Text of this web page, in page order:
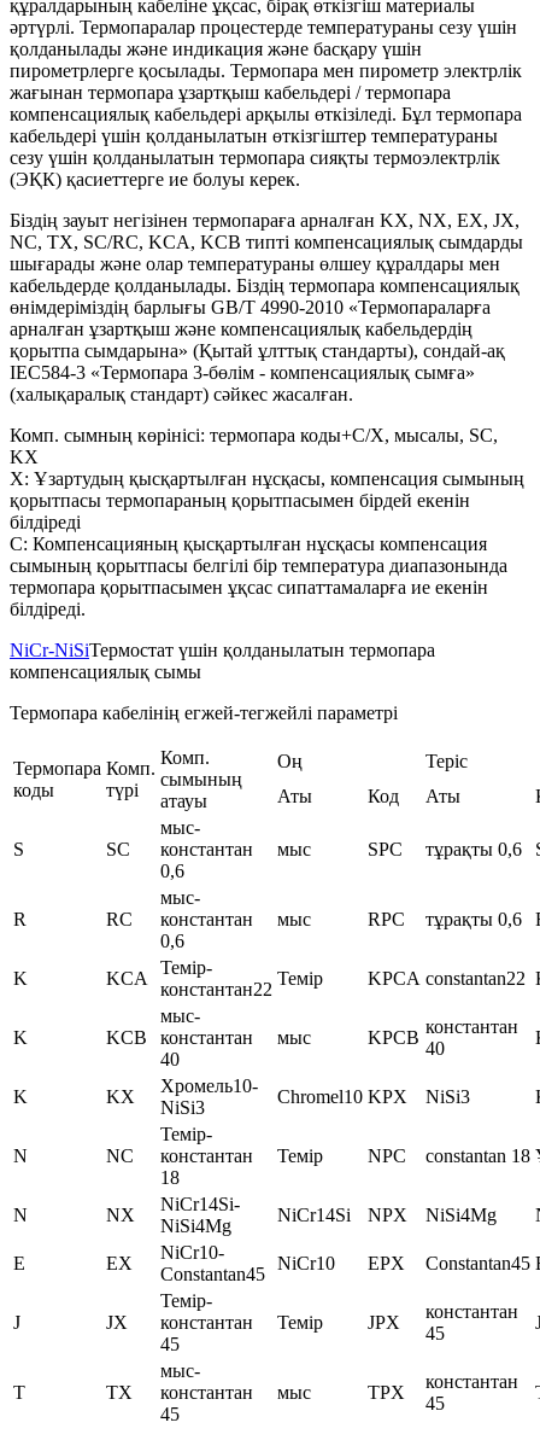
құралдарының кабеліне ұқсас, бірақ өткізгіш материалы
әртүрлі. Термопаралар процестерде температураны сезу үшін
қолданылады және индикация және басқару үшін
пирометрлерге қосылады. Термопара мен пирометр электрлік
жағынан термопара ұзартқыш кабельдері / термопара
компенсациялық кабельдері арқылы өткізіледі. Бұл термопара
кабельдері үшін қолданылатын өткізгіштер температураны
сезу үшін қолданылатын термопара сияқты термоэлектрлік
(ЭҚК) қасиеттерге ие болуы керек.
Біздің зауыт негізінен термопараға арналған KX, NX, EX, JX,
NC, TX, SC/RC, KCA, KCB типті компенсациялық сымдарды
шығарады және олар температураны өлшеу құралдары мен
кабельдерде қолданылады. Біздің термопара компенсациялық
өнімдеріміздің барлығы GB/T 4990-2010 «Термопараларға
арналған ұзартқыш және компенсациялық кабельдердің
қорытпа сымдарына» (Қытай ұлттық стандарты), сондай-ақ
IEC584-3 «Термопара 3-бөлім - компенсациялық сымға»
(халықаралық стандарт) сәйкес жасалған.
Комп. сымның көрінісі: термопара коды+C/X, мысалы, SC,
KX
X: Ұзартудың қысқартылған нұсқасы, компенсация сымының
қорытпасы термопараның қорытпасымен бірдей екенін
білдіреді
C: Компенсацияның қысқартылған нұсқасы компенсация
сымының қорытпасы белгілі бір температура диапазонында
термопара қорытпасымен ұқсас сипаттамаларға ие екенін
білдіреді.
NiCr-NiSiТермостат үшін қолданылатын термопара
компенсациялық сымы
Термопара кабелінің егжей-тегжейлі параметрі
Термопара
коды
Комп.
түрі
Комп.
сымының
атауы
Оң
Теріс
Аты
Код Аты
S SC
мыс-
константан
0,6
мыс SPC тұрақты 0,6
R RC
мыс-
константан
0,6
мыс RPC тұрақты 0,6
K KCA
Темір-
константан22
Темір KPCA constantan22
K KCB
мыс-
константан
40
мыс KPCB
константан
40
K KX
Хромель10-
NiSi3
Chromel10 KPX NiSi3
N NC
Темір-
константан
18
Темір NPC constantan 18
N NX
NiCr14Si-
NiSi4Mg
NiCr14Si NPX NiSi4Mg
E EX
NiCr10-
Constantan45
NiCr10 EPX Constantan45
J JX
Темір-
константан
45
Темір JPX
константан
45
T TX
мыс-
константан
45
мыс TPX
константан
45